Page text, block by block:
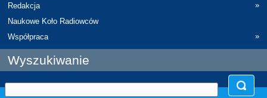
Redakcja
»
Naukowe Koło Radiowców
Współpraca
»
Wyszukiwanie